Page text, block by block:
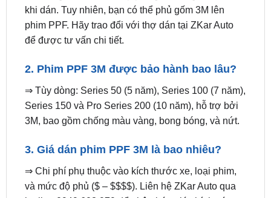
để được tư vấn chi tiết.
2. Phim PPF 3M được bảo hành bao lâu?
Series 150 và Pro Series 200 (10 năm), hỗ trợ bởi
3M, bao gồm chống màu vàng, bong bóng, và nứt.
3. Giá dán phim PPF 3M là bao nhiêu?
và mức độ phủ ($ – $$$$). Liên hệ ZKar Auto qua
hotline 0949.603.979 để nhận báo giá chính xác.